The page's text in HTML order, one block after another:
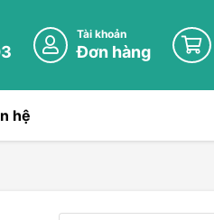
Tài khoản
Đơn hàng
hệ